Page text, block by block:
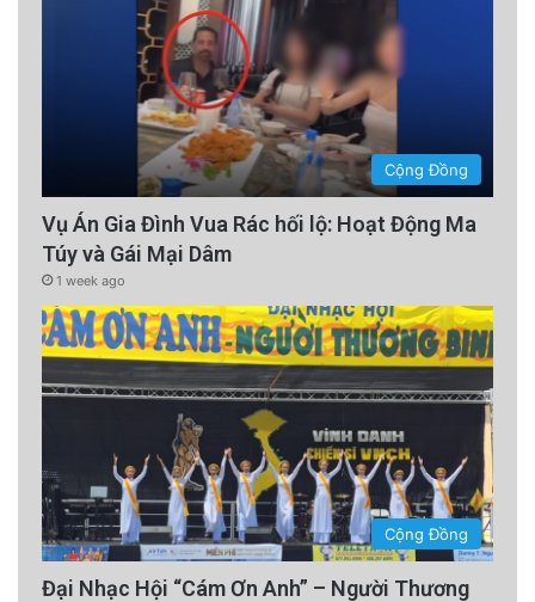
Cộng Đồng
Vụ Án Gia Đình Vua Rác hối lộ: Hoạt Động Ma
Túy và Gái Mại Dâm
1 week ago
Cộng Đồng
Đại Nhạc Hội “Cám Ơn Anh” – Người Thương